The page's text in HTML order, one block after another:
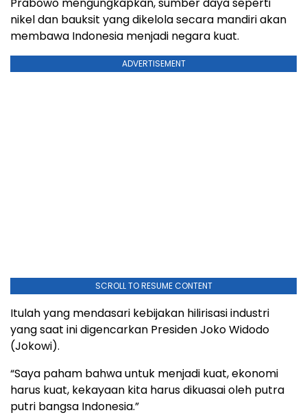
nikel dan bauksit yang dikelola secara mandiri akan
membawa Indonesia menjadi negara kuat.
ADVERTISEMENT
SCROLL TO RESUME CONTENT
Itulah yang mendasari kebijakan hilirisasi industri
yang saat ini digencarkan Presiden Joko Widodo
(Jokowi).
“Saya paham bahwa untuk menjadi kuat, ekonomi
harus kuat, kekayaan kita harus dikuasai oleh putra
putri bangsa Indonesia.”